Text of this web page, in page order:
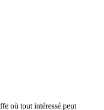
où tout intéressé peut